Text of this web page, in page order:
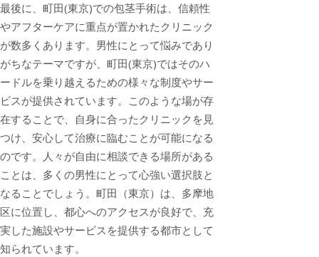
最後に、町田(東京)での包茎手術は、信頼性
やアフターケアに重点が置かれたクリニック
が数多くあります。男性にとって悩みであり
がちなテーマですが、町田(東京)ではそのハ
ードルを乗り越えるための様々な制度やサー
ビスが提供されています。このような場が存
在することで、自身に合ったクリニックを見
つけ、安心して治療に臨むことが可能になる
のです。人々が自由に相談できる場所がある
ことは、多くの男性にとって心強い選択肢と
なることでしょう。町田（東京）は、多摩地
区に位置し、都心へのアクセスが良好で、充
実した施設やサービスを提供する都市として
知られています。